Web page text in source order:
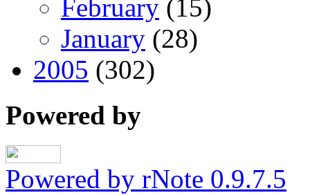
February (15)
January (28)
2005 (302)
Powered by
Powered by rNote 0.9.7.5